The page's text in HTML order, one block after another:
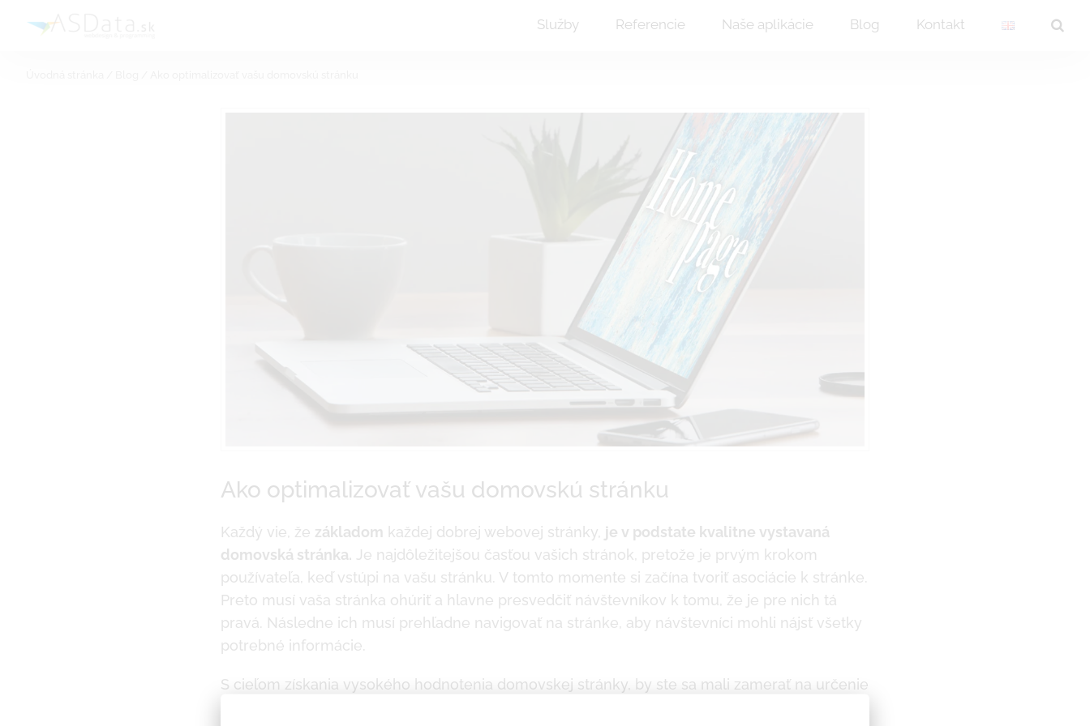
Služby Referencie Naše aplikácie Blog Kontakt
Ako optimalizovať vašu domovskú stránku
Každý vie, že základom každej dobrej webovej stránky, je v podstate kvalitne vystavaná
domovská stránka. Je najdôležitejšou časťou vašich stránok, pretože je prvým krokom
používateľa, keď vstúpi na vašu stránku. V tomto momente si začína tvoriť asociácie k stránke.
Preto musí vaša stránka ohúriť a hlavne presvedčiť návštevníkov k tomu, že je pre nich tá
pravá. Následne ich musí prehľadne navigovať na stránke, aby návštevníci mohli nájsť všetky
potrebné informácie.
S cieľom získania vysokého hodnotenia domovskej stránky, by ste sa mali zamerať na určenie